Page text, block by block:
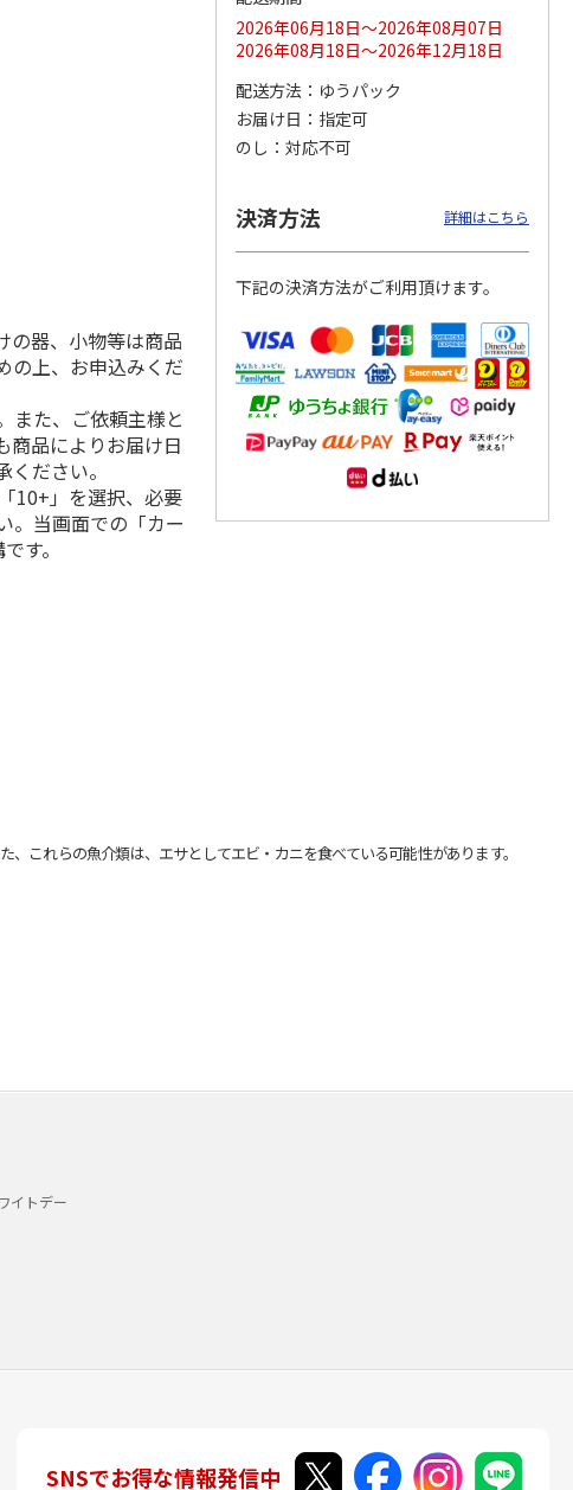
平 日本人最多53試
合連続出塁記念 シ
ル…
17,000円
(送料・税込)
谷翔平 2026 NL 3・
4月投手…
の器、小物等は商品
の上、お申込みくだ
また、ご依頼主様と
商品によりお届け日
ださい。
10+」を選択、必要
。当画面での「カー
す。
2026年06月18日～2026年08月07日
2026年08月18日～2026年12月18日
配送方法
ゆうパック
お届け日
指定可
のし
対応不可
決済方法 詳細はこちら
下記の決済方法がご利用頂けます。
これらの魚介類は、エサとしてエビ・カニを食べている可能性があります。
イトデー
SNSでお得な情報発信中